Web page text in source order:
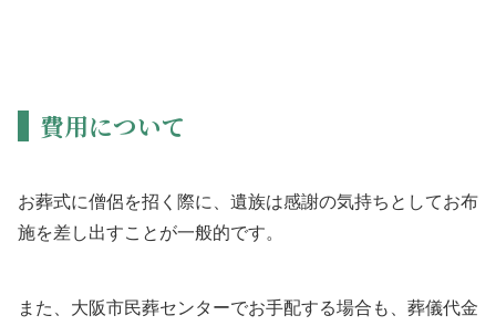
費用について
お葬式に僧侶を招く際に、遺族は感謝の気持ちとしてお布
施を差し出すことが一般的です。
また、大阪市民葬センターでお手配する場合も、葬儀代金